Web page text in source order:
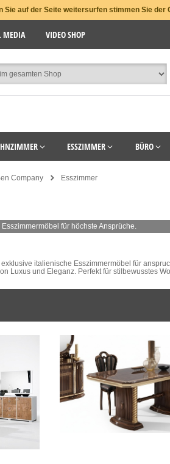
auf der Seite weitersurfen stimmen Sie der
MEDIA VIDEO SHOP
ESSZIMMER BÜRO
Company Esszimmer
für höchste Ansprüche.
italienische Esszimmermöbel für
Luxus und Eleganz. Perfekt für stilbewusstes